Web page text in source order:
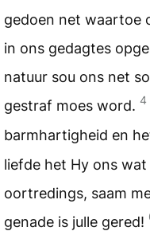
gedoen net waartoe
in ons gedagtes
natuur sou ons net
gestraf moes word. 4
barmhartigheid en
liefde het Hy ons
oortredings, saam
genade is julle gered!